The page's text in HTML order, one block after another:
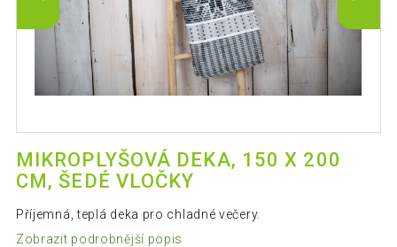
MIKROPLYŠOVÁ DEKA, 150 X 200
CM, ŠEDÉ VLOČKY
Příjemná, teplá deka pro chladné večery.
Zobrazit podrobnější popis